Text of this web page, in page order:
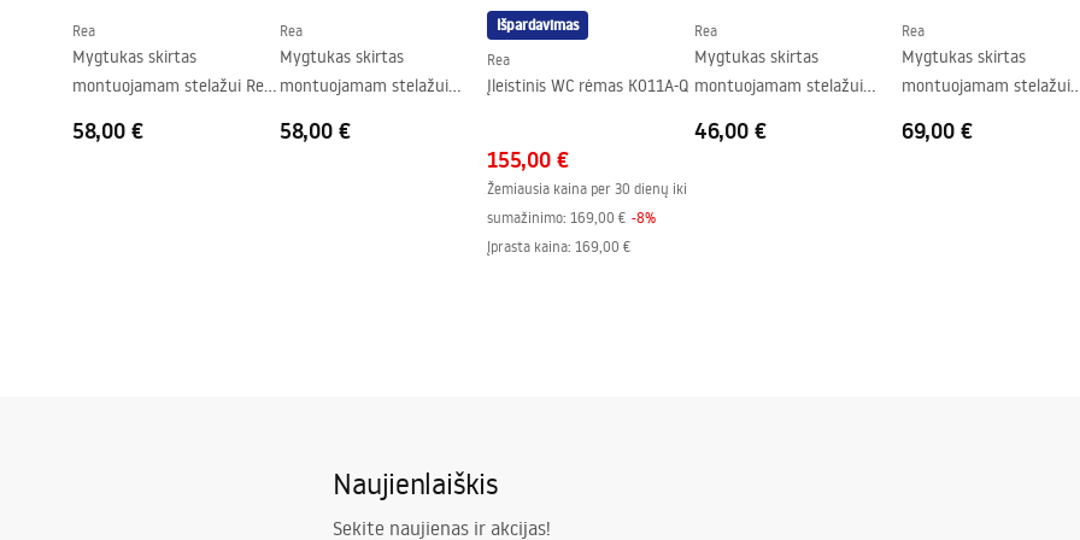
Rea
Mygtukas skirtas
montuojamam stelažui Rea
Brush
58,00 €
Rea
Mygtukas skirtas
montuojamam stelažui
Brush Steel
58,00 €
Išpardavimas
Rea
Įleistinis WC rėmas K011A-Q
155,00 €
Žemiausia kaina per 30 dienų iki
sumažinimo: 169,00 € -8%
Įprasta kaina: 169,00 €
Rea
Mygtukas skirtas
montuojamam stelažui
White Glass
46,00 €
Rea
Mygtukas skirtas
montuojamam stelažui
Brush Copper/Brushed
69,00 €
Naujienlaiškis
Sekite naujienas ir akcijas!